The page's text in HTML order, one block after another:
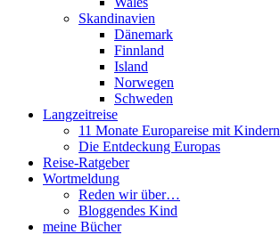
Skandinavien
Dänemark
Finnland
Island
Norwegen
Schweden
Langzeitreise
11 Monate Europareise mit Kindern
Die Entdeckung Europas
Reise-Ratgeber
Wortmeldung
Reden wir über…
Bloggendes Kind
meine Bücher